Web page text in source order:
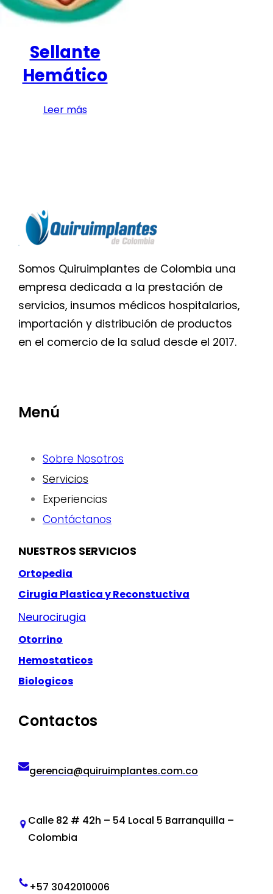
Sellante
Hemático
Leer más
Somos Quiruimplantes de Colombia una
empresa dedicada a la prestación de
servicios, insumos médicos hospitalarios,
importación y distribución de productos
en el comercio de la salud desde el 2017.
Menú
Sobre Nosotros
Servicios
Experiencias
Contáctanos
NUESTROS SERVICIOS
Ortopedia
Cirugia Plastica y Reconstuctiva
Neurocirugia
Otorrino
Hemostaticos
Biologicos
Contactos
gerencia@quiruimplantes.com.co
Calle 82 # 42h – 54 Local 5 Barranquilla –
Colombia
+57 3042010006